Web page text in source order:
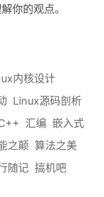
你的观点。
内核设计
Linux源码剖析
汇编 嵌入式
之颠 算法之美
随记 搞机吧